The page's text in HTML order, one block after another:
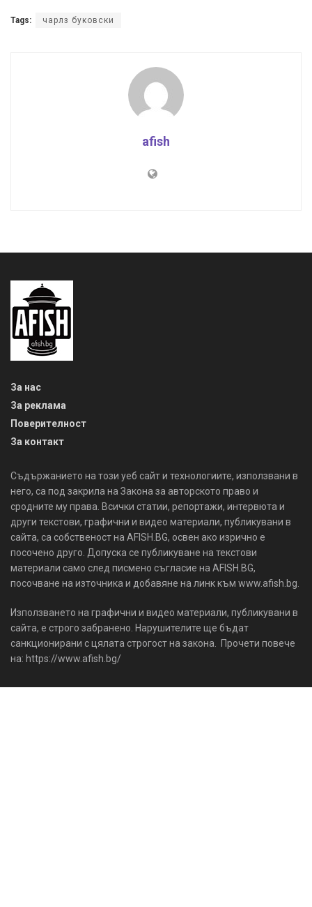
Tags: чарлз буковски
afish
За нас
За реклама
Поверителност
За контакт
Съдържанието на този уеб сайт и технологиите, използвани в
него, са под закрила на Закона за авторското право и
сродните му права. Всички статии, репортажи, интервюта и
други текстови, графични и видео материали, публикувани в
сайта, са собственост на AFISH.BG, освен ако изрично е
посочено друго. Допуска се публикуване на текстови
материали само след писмено съгласие на AFISH.BG,
посочване на източника и добавяне на линк към www.afish.bg.
Използването на графични и видео материали, публикувани в
сайта, е строго забранено. Нарушителите ще бъдат
санкционирани с цялата строгост на закона. Прочети повече
на: https://www.afish.bg/